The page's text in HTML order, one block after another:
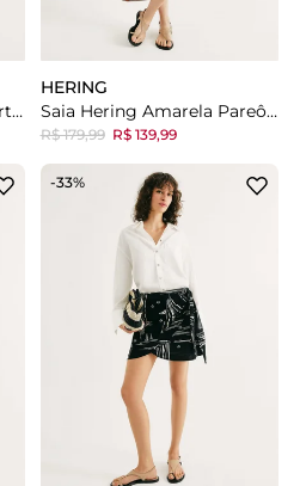
Saia Off White Hering Curta Transpassada Em Ribana Lisa
HERING
Saia Hering Amarela Pareô Cintura Alta Com Linho
R$ 179,99 R$ 139,99
-33%